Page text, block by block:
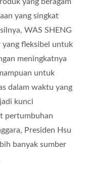
yang beragam
yang singkat
WAS SHENG
fleksibel untuk
meningkatnya
untuk
dalam waktu yang
kunci
pertumbuhan
Presiden Hsu
banyak sumber